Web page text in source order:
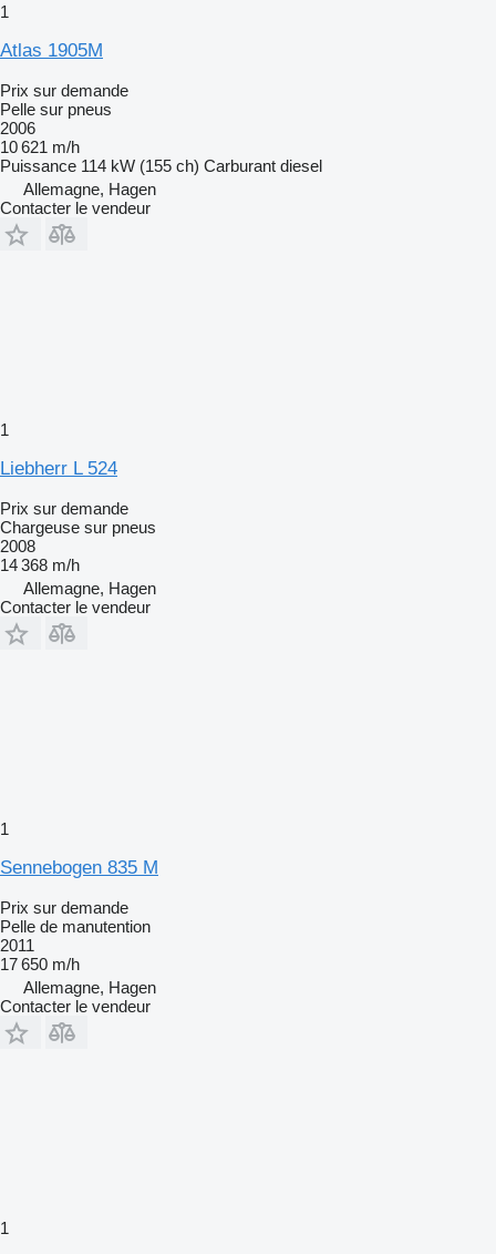
1
Atlas 1905M
Prix sur demande
Pelle sur pneus
2006
10 621 m/h
Puissance 114 kW (155 ch) Carburant diesel
Allemagne, Hagen
Contacter le vendeur
1
Liebherr L 524
Prix sur demande
Chargeuse sur pneus
2008
14 368 m/h
Allemagne, Hagen
Contacter le vendeur
1
Sennebogen 835 M
Prix sur demande
Pelle de manutention
2011
17 650 m/h
Allemagne, Hagen
Contacter le vendeur
1